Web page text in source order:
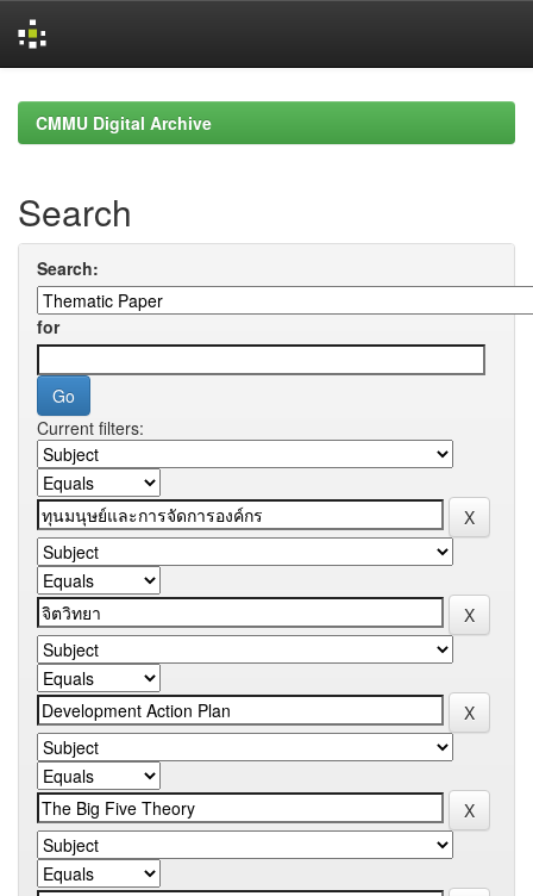
navigationCMMU Digital Archive
Search
Search:
for
Current filters: